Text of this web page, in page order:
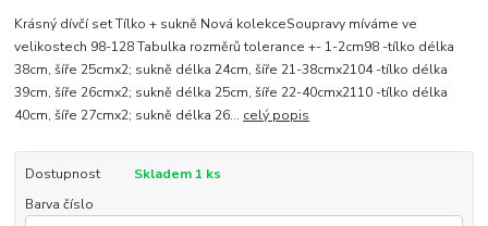
Krásný dívčí set Tílko + sukně Nová kolekceSoupravy míváme ve
velikostech 98-128 Tabulka rozměrů tolerance +- 1-2cm98 -tílko délka
38cm, šíře 25cmx2; sukně délka 24cm, šíře 21-38cmx2104 -tílko délka
39cm, šíře 26cmx2; sukně délka 25cm, šíře 22-40cmx2110 -tílko délka
40cm, šíře 27cmx2; sukně délka 26... celý popis
Dostupnost
Skladem 1 ks
Barva číslo